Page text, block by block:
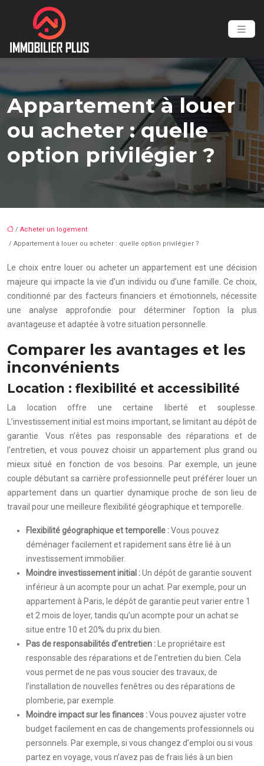
Appartement à louer
ou acheter : quelle
option privilégier ?
/ Acheter un logement
/ Appartement à louer ou acheter : quelle option privilégier ?
Le choix entre louer ou acheter un appartement est une décision
majeure qui impacte la vie d’un individu ou d’une famille. Ce choix,
conditionné par des facteurs financiers et émotionnels, nécessite
une analyse approfondie pour déterminer l’option la plus
avantageuse et adaptée à votre situation personnelle.
Comparer les avantages et les
inconvénients
Location : flexibilité et accessibilité
La location offre une certaine liberté et souplesse.
L’investissement initial est moins important, se limitant au dépôt de
garantie. Vous n’êtes pas responsable des réparations et de
l’entretien, et vous pouvez choisir un appartement plus grand ou
mieux situé en fonction de vos besoins. Par exemple, un jeune
couple débutant sa carrière professionnelle peut préférer louer un
appartement dans un quartier dynamique proche de son lieu de
travail pour une meilleure flexibilité géographique et temporelle.
Flexibilité géographique et temporelle :Vous pouvez
déménager facilement et rapidement sans être lié à un
investissement immobilier.
Moindre investissement initial :Un dépôt de garantie souvent
inférieur à un acompte pour un achat. Par exemple, pour un
appartement à Paris, le dépôt de garantie peut varier entre 1
et 2 mois de loyer, tandis qu’un acompte pour un achat se
situe entre 10 et 20% du prix du bien.
Pas de responsabilités d’entretien :
Le propriétaire est
responsable des réparations et de l’entretien du bien. Cela
vous permet de ne pas vous soucier des travaux, de
l’installation de nouvelles fenêtres ou des réparations de
plomberie, par exemple.
Moindre impact sur les finances :Vous pouvez ajuster votre
budget facilement en cas de changements professionnels ou
personnels. Par exemple, si vous changez d’emploi ou si vous
partez en voyage, vous n’avez pas de frais liés à un bien